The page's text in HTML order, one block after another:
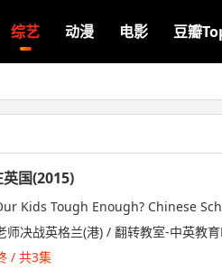
综艺 动漫 电影 豆瓣
国(2015)
Kids Tough Enough? Chinese
师决战英格兰(港) / 翻转教室-中英教
/ 共3集